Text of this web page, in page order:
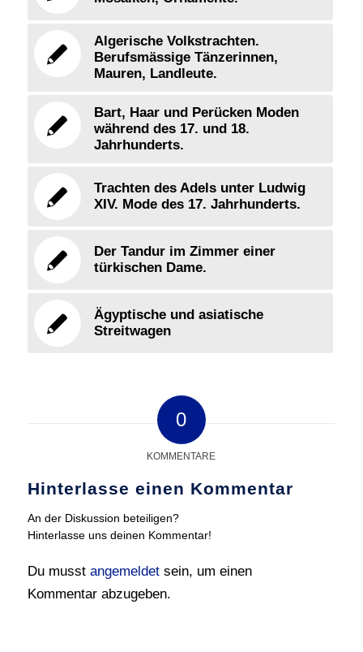
Algerische Volkstrachten.
Berufsmässige Tänzerinnen,
Mauren, Landleute.
Bart, Haar und Perücken Moden
während des 17. und 18.
Jahrhunderts.
Trachten des Adels unter Ludwig
XIV. Mode des 17. Jahrhunderts.
Der Tandur im Zimmer einer
türkischen Dame.
Ägyptische und asiatische
Streitwagen
0
KOMMENTARE
Hinterlasse einen Kommentar
An der Diskussion beteiligen?
Hinterlasse uns deinen Kommentar!
Du musst angemeldetsein, um einen
Kommentar abzugeben.